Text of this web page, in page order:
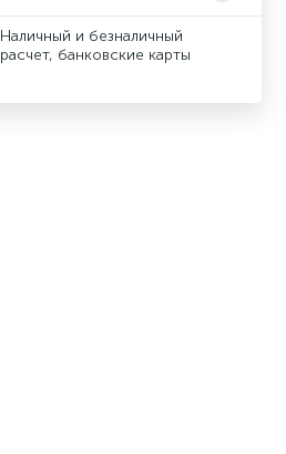
Наличный и безналичный
расчет, банковские карты